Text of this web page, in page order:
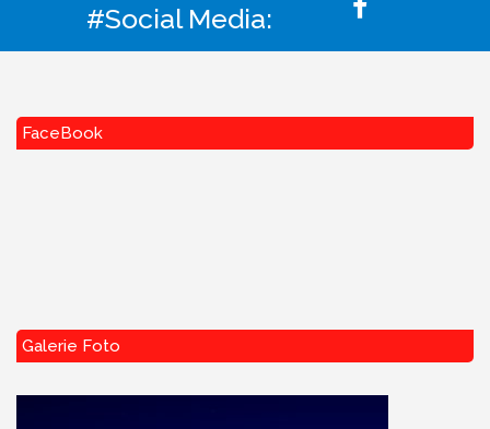
#Social Media:
FaceBook
Galerie Foto